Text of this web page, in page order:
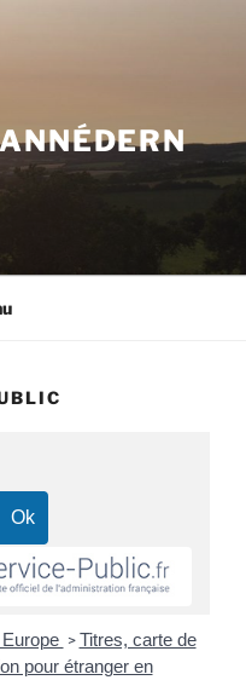
> Titres, carte de
pour étranger en